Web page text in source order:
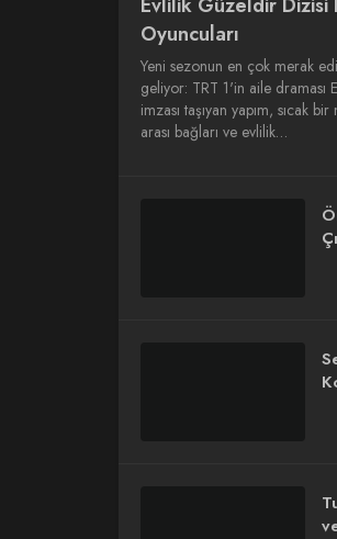
Evlilik Güzeldir Dizisi
Oyuncuları
Yeni sezonun en çok merak
geliyor: TRT 1'in aile draması
imzası taşıyan yapım, sıcak
arası bağları ve evlilik…